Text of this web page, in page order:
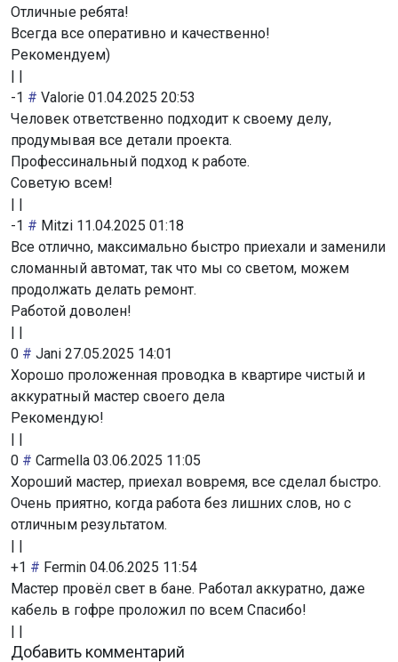
Отличные ребята!
Всегда все оперативно и качественно!
Рекомендуем)
| |
-1 # Valorie 01.04.2025 20:53
Человек ответственно подходит к своему делу,
продумывая все детали проекта.
Профессинальный подход к работе.
Советую всем!
| |
-1 # Mitzi 11.04.2025 01:18
Все отлично, максимально быстро приехали и заменили
сломанный автомат, так что мы со светом, можем
продолжать делать ремонт.
Работой доволен!
| |
0 # Jani 27.05.2025 14:01
Хорошо проложенная проводка в квартире чистый и
аккуратный мастер своего дела
Рекомендую!
| |
0 # Carmella 03.06.2025 11:05
Хороший мастер, приехал вовремя, все сделал быстро.
Очень приятно, когда работа без лишних слов, но с
отличным результатом.
| |
+1 # Fermin 04.06.2025 11:54
Мастер провёл свет в бане. Работал аккуратно, даже
кабель в гофре проложил по всем Спасибо!
| |
Добавить комментарий